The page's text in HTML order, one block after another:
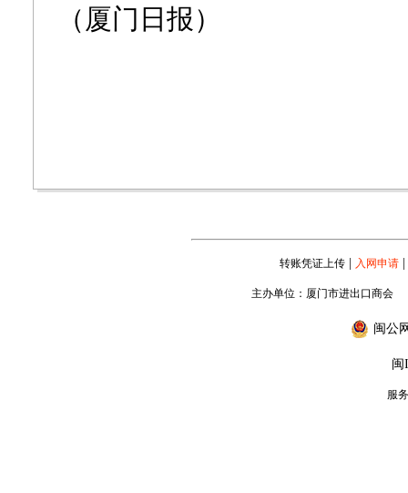
（厦门日报）
转账凭证上传| 入网申请|
主办单位：厦门市进出口商
闽公
闽
服